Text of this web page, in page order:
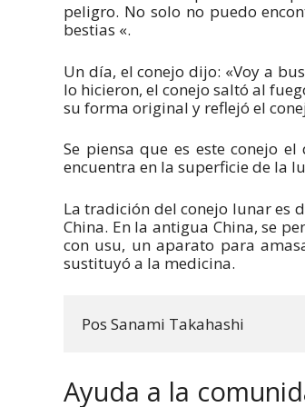
peligro. No solo no puedo
bestias «.
Un día, el conejo dijo: «Voy a
lo hicieron, el conejo saltó al
su forma original y reflejó el
Se piensa que es este conejo
encuentra en la superficie de la
La tradición del conejo lunar es
China. En la antigua China, se
con usu, un aparato para
sustituyó a la medicina.
Pos Sanami Takahashi
Ayuda a la